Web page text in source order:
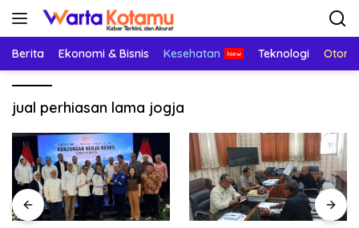
Langsung
Berita Ekonomi & Bisnis Kesehatan Teknologi
jual perhiasan lama jogja